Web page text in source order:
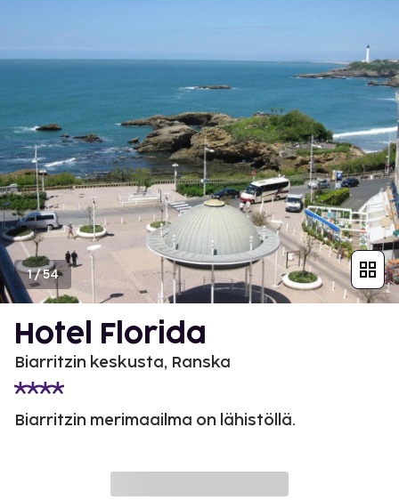
1/54
Hotel Florida
Biarritzin keskusta, Ranska
Biarritzin merimaailma on lähistöllä.